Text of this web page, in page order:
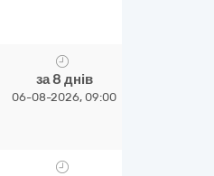
за 8 днів
06-08-2026, 09:00